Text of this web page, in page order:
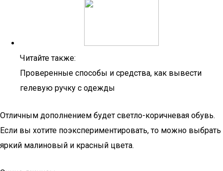
Читайте также:
Проверенные способы и средства, как вывести
гелевую ручку с одежды
Отличным дополнением будет светло-коричневая обувь.
Если вы хотите поэкспериментировать, то можно выбрать
яркий малиновый и красный цвета.